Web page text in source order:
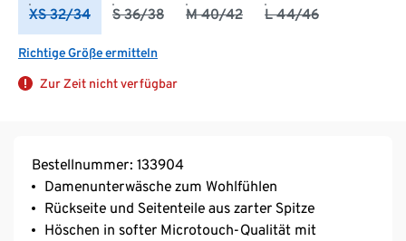
XS 32/34 S 36/38 M 40/42 L 44/46
Richtige Größe ermitteln
Zur Zeit nicht verfügbar
Bestellnummer: 133904
Damenunterwäsche zum Wohlfühlen
Rückseite und Seitenteile aus zarter Spitze
Höschen in softer Microtouch-Qualität mit